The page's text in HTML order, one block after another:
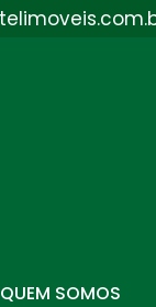
QUEM SOMOS